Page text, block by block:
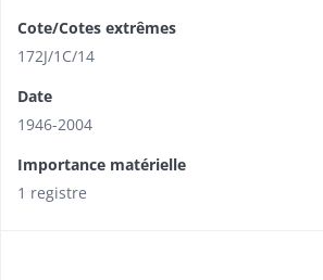
Cote/Cotes extrêmes
172J/​1C/​14
Date
1946-2004
Importance matérielle
1 registre